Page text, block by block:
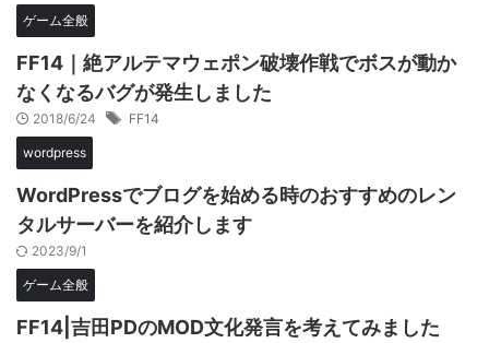
ゲーム全般
FF14｜絶アルテマウェポン破壊作戦でボスが動か
なくなるバグが発生しました
2018/6/24 FF14
wordpress
WordPressでブログを始める時のおすすめのレン
タルサーバーを紹介します
2023/9/1
ゲーム全般
FF14|吉田PDのMOD文化発言を考えてみました